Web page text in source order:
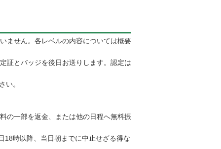
ません。各レベルの内容については概要
証とバッジを後日お送りします。認定は
い。
の一部を返金、または他の日程へ無料振
18時以降、当日朝までに中止せざる得な